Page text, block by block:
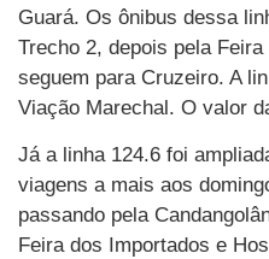
Guará. Os ônibus dessa
Trecho 2, depois pela
seguem para Cruzeiro. A
Viação Marechal. O valor
Já a linha 124.6 foi
viagens a mais aos
passando pela
Feira dos Importados e